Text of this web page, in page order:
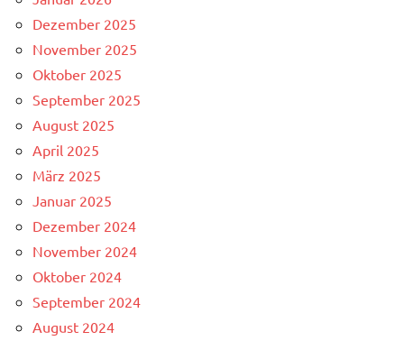
Dezember 2025
November 2025
Oktober 2025
September 2025
August 2025
April 2025
März 2025
Januar 2025
Dezember 2024
November 2024
Oktober 2024
September 2024
August 2024